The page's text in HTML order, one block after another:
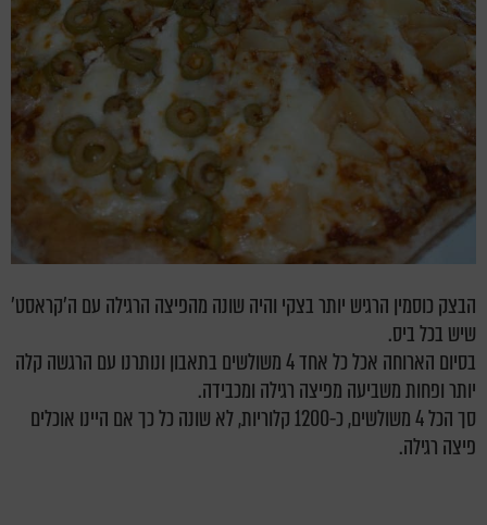
הבצק כוסמין הרגיש יותר בצקי והיה שונה מהפיצה הרגילה עם ה'קראסט'
שיש בכל ביס.
בסיום הארוחה אכל כל אחד 4 משולשים בתאבון ונותרנו עם הרגשה קלה
יותר ופחות משביעה מפיצה רגילה ומכבידה.
סך הכל 4 משולשים, כ-1200 קלוריות, לא שונה כל כך אם היינו אוכלים
פיצה רגילה.